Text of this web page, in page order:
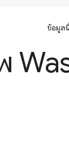
ข้อมูล